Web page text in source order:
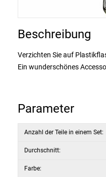
Beschreibung
Verzichten Sie auf
Ein wunderschönes
Die Flasche eignet sich
Parameter
Anzahl der Teile in einem Set:
Durchschnitt:
Farbe: